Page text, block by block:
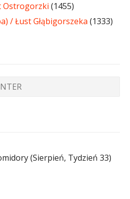
Ostrogorzki (1455)
/ Łust Głąbigorszeka (1333)
(Sierpień, Tydzień 33)